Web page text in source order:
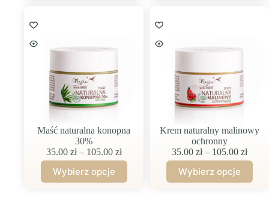
Maść naturalna konopna
30%
35.00 zł – 105.00 złZakres
cen:
35.00 zł
Wybierz opcje
Ten
Krem naturalny malinowy
ochronny
35.00 zł – 105.00 zł
cen:
35.00
Wybierz opcje
Ten